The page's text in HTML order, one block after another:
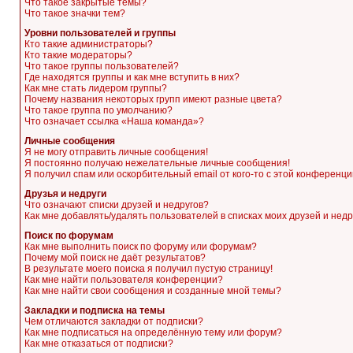
Что такое закрытые темы?
Что такое значки тем?
Уровни пользователей и группы
Кто такие администраторы?
Кто такие модераторы?
Что такое группы пользователей?
Где находятся группы и как мне вступить в них?
Как мне стать лидером группы?
Почему названия некоторых групп имеют разные цвета?
Что такое группа по умолчанию?
Что означает ссылка «Наша команда»?
Личные сообщения
Я не могу отправить личные сообщения!
Я постоянно получаю нежелательные личные сообщения!
Я получил спам или оскорбительный email от кого-то с этой
Друзья и недруги
Что означают списки друзей и недругов?
Как мне добавлять/удалять пользователей в списках моих друзей и
Поиск по форумам
Как мне выполнить поиск по форуму или форумам?
Почему мой поиск не даёт результатов?
В результате моего поиска я получил пустую страницу!
Как мне найти пользователя конференции?
Как мне найти свои сообщения и созданные мной темы?
Закладки и подписка на темы
Чем отличаются закладки от подписки?
Как мне подписаться на определённую тему или форум?
Как мне отказаться от подписки?